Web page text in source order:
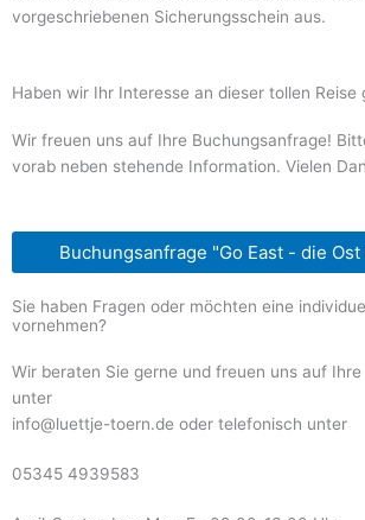
vorgeschriebenen Sicherungsschein aus.
Haben wir Ihr Interesse an dieser tollen Reise
Wir freuen uns auf Ihre Buchungsanfrage!
vorab neben stehende Information. Vielen
Buchungsanfrage "Go East - die
Sie haben Fragen oder möchten eine
vornehmen?
Wir beraten Sie gerne und freuen uns auf
unter
info@luettje-toern.de oder telefonisch unter
05345 4939583